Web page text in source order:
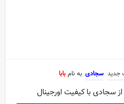
جدید سجادی به نامبابا
از سجادی با کیفیت اورجینال